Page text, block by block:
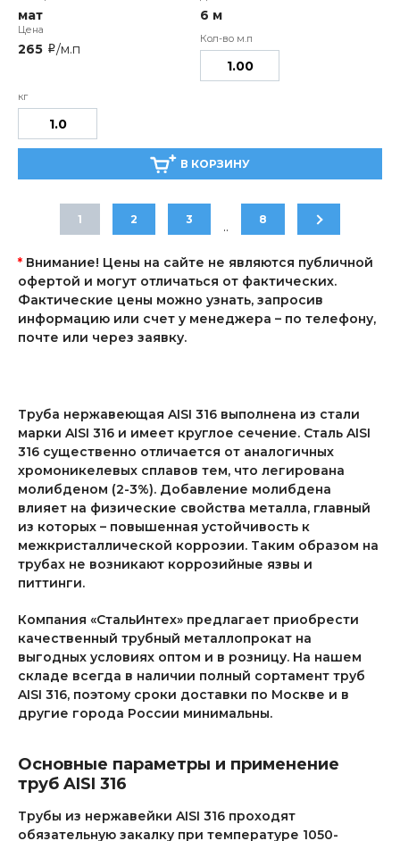
мат 6 м
265 i/м.п
В КОРЗИНУ
1 2 3 .. 8
* Внимание! Цены на сайте не являются публичной
офертой и могут отличаться от фактических.
Фактические цены можно узнать, запросив
информацию или счет у менеджера – по телефону,
почте или через заявку.
Труба нержавеющая AISI 316 выполнена из стали
марки AISI 316 и имеет круглое сечение. Сталь AISI
316 существенно отличается от аналогичных
хромоникелевых сплавов тем, что легирована
молибденом (2-3%). Добавление молибдена
влияет на физические свойства металла, главный
из которых – повышенная устойчивость к
межкристаллической коррозии. Таким образом на
трубах не возникают коррозийные язвы и
питтинги.
Компания «СтальИнтех» предлагает приобрести
качественный трубный металлопрокат на
выгодных условиях оптом и в розницу. На нашем
складе всегда в наличии полный сортамент труб
AISI 316, поэтому сроки доставки по Москве и в
другие города России минимальны.
Основные параметры и применение
труб AISI 316
Трубы из нержавейки AISI 316 проходят
обязательную закалку при температуре 1050-